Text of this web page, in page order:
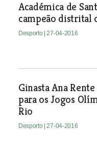
Académica de
campeão distrital
Desporto | 27-04-2016
Ginasta Ana
para os Jogos
Rio
Desporto | 27-04-2016